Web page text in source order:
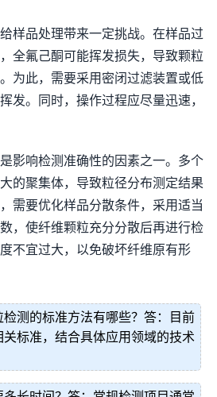
样品处理带来一定挑战。在样品过
全氟己酮可能挥发损失，导致颗粒
为此，需要采用密闭过滤装置或低
发。同时，操作过程应尽量迅速，
影响检测准确性的因素之一。多个
的聚集体，导致粒径分布测定结果
需要优化样品分散条件，采用适当
，使纤维颗粒充分分散后再进行检
不宜过大，以免破坏纤维原有形
测的标准方法有哪些？答：目前
标准，结合具体应用领域的技术